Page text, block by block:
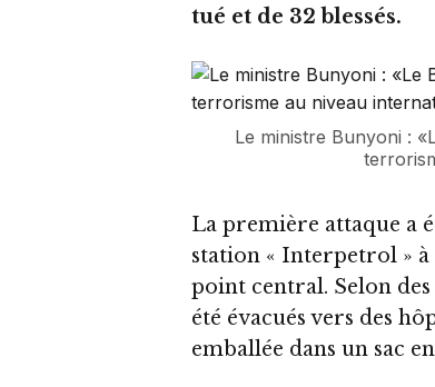
tué et de 32 blessés.
Le ministre Bunyoni :
La première attaque a
station « Interpetrol »
point central. Selon
été évacués vers des
emballée dans un sac